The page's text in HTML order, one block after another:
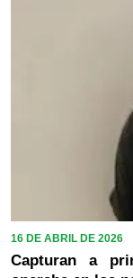
16 DE ABRIL DE 2026
Capturan a